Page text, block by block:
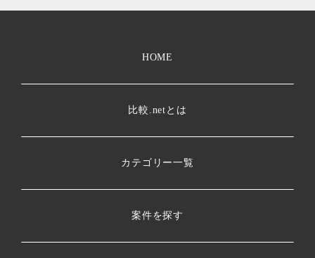
HOME
比較.netとは
カテゴリー一覧
案件を探す